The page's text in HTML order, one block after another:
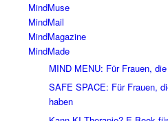
MindMuse
MindMail
MindMagazine
MindMade
MIND MENU: Für Frauen,
SAFE SPACE: Für Frauen,
haben